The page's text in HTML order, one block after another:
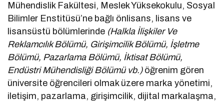
Mühendislik Fakültesi, Meslek Yüksekokulu, Sosyal
Bilimler Enstitüsü’ne bağlı önlisans, lisans ve
lisansüstü bölümlerinde (Halkla İlişkiler Ve
Reklamcılık Bölümü, Girişimcilik Bölümü, İşletme
Bölümü, Pazarlama Bölümü, İktisat Bölümü,
Endüstri Mühendisliği Bölümü vb.)öğrenim gören
üniversite öğrencileri olmak üzere marka yönetimi,
iletişim, pazarlama, girişimcilik, dijital markalaşma,